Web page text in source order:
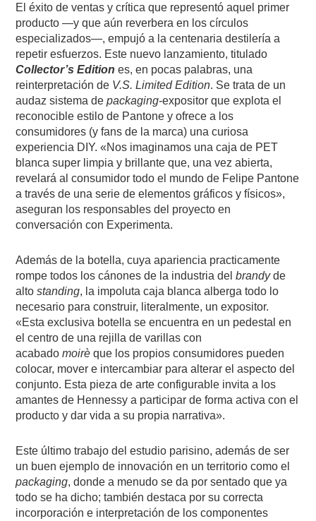
El éxito de ventas y crítica que representó aquel primer
producto —y que aún reverbera en los círculos
especializados—, empujó a la centenaria destilería a
repetir esfuerzos. Este nuevo lanzamiento, titulado
Collector’s Edition es, en pocas palabras, una
reinterpretación de V.S. Limited Edition. Se trata de un
audaz sistema depackaging-expositor que explota el
reconocible estilo de Pantone y ofrece a los
consumidores (y fans de la marca) una curiosa
experiencia DIY. «Nos imaginamos una caja de PET
blanca super limpia y brillante que, una vez abierta,
revelará al consumidor todo el mundo de Felipe Pantone
a través de una serie de elementos gráficos y físicos»,
aseguran los responsables del proyecto en
conversación con Experimenta.
Además de la botella, cuya apariencia practicamente
rompe todos los cánones de la industria delbrandyde
altostanding, la impoluta caja blanca alberga todo lo
necesario para construir, literalmente, un expositor.
«Esta exclusiva botella se encuentra en un pedestal en
el centro de una rejilla de varillas con
acabadomoirè que los propios consumidores pueden
colocar, mover e intercambiar para alterar el aspecto del
conjunto. Esta pieza de arte configurable invita a los
amantes de Hennessy a participar de forma activa con el
producto y dar vida a su propia narrativa».
Este último trabajo del estudio parisino, además de ser
un buen ejemplo de innovación en un territorio como el
packaging, donde a menudo se da por sentado que ya
todo se ha dicho; también destaca por su correcta
incorporación e interpretación de los componentes